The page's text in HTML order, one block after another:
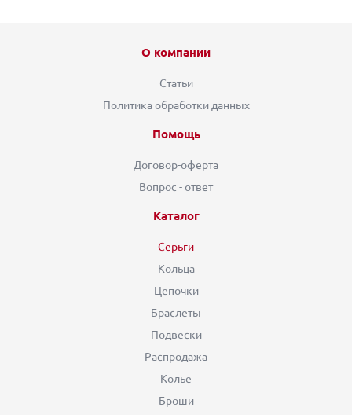
О компании
Статьи
Политика обработки данных
Помощь
Договор-оферта
Вопрос - ответ
Каталог
Серьги
Кольца
Цепочки
Браслеты
Подвески
Распродажа
Колье
Броши